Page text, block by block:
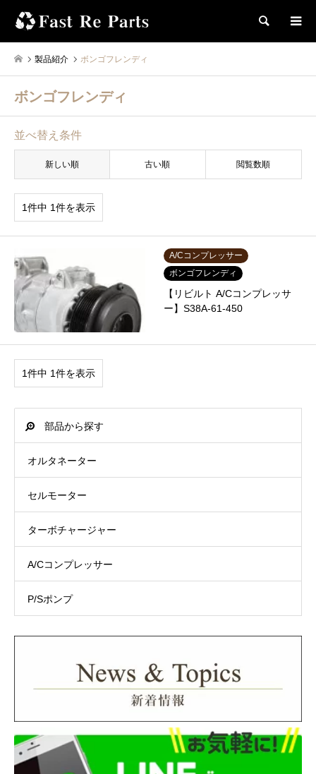
検索
製品紹介 ボンゴフレンディ
ボンゴフレンディ
並べ替え条件
新しい順 古い順 閲覧数順
1件中 1件を表示
A/Cコンプレッサー
ボンゴフレンディ
【リビルト A/Cコンプレッサ
ー】S38A-61-450
1件中 1件を表示
部品から探す
オルタネーター
セルモーター
ターボチャージャー
A/Cコンプレッサー
P/Sポンプ